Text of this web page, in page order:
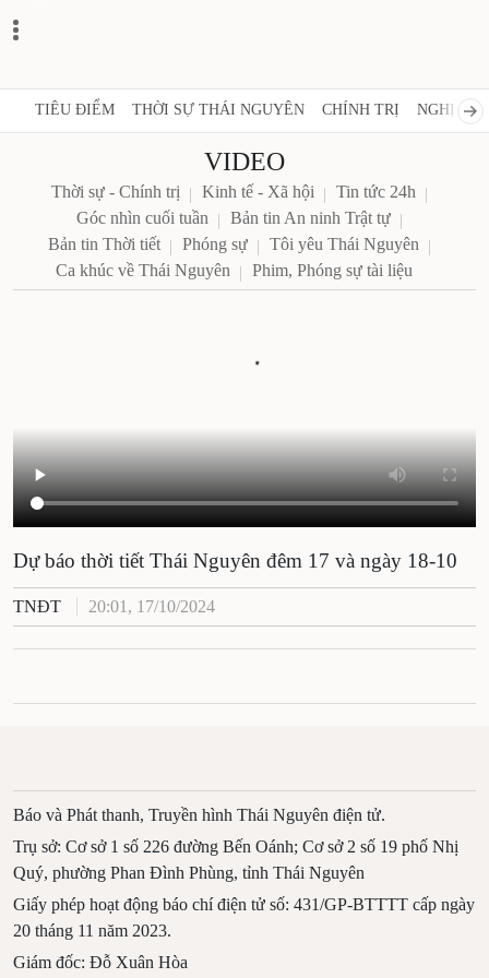
TIÊU ĐIỂM THỜI SỰ THÁI NGUYÊN CHÍNH TRỊ NGHỊ
VIDEO
Thời sự - Chính trị Kinh tế - Xã hội
Tin tức 24h
Góc nhìn cuối tuần
Bản tin An ninh Trật tự
Bản tin Thời tiết
Phóng sự
Tôi yêu Thái Nguyên
Ca khúc về Thái Nguyên
Phim, Phóng sự tài liệu
Dự báo thời tiết Thái Nguyên đêm 17 và ngày 18-10
TNĐT 20:01, 17/10/2024
Báo và Phát thanh, Truyền hình Thái Nguyên điện tử.
Trụ sở: Cơ sở 1 số 226 đường Bến Oánh; Cơ sở 2 số 19 phố Nhị
Quý, phường Phan Đình Phùng, tỉnh Thái Nguyên
Giấy phép hoạt động báo chí điện tử số: 431/GP-BTTTT cấp ngày
20 tháng 11 năm 2023.
Giám đốc: Đỗ Xuân Hòa